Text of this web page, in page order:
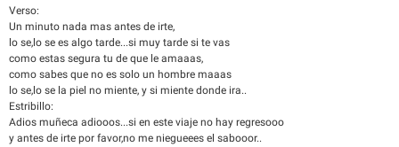
Verso:
Un minuto nada mas antes de irte,
lo se,lo se es algo tarde...si muy tarde si te vas
como estas segura tu de que le amaaas,
como sabes que no es solo un hombre maaas
lo se,lo se la piel no miente, y si miente donde ira..
Estribillo:
Adios muñeca adiooos...si en este viaje no hay regresooo
y antes de irte por favor,no me niegueees el sabooor..